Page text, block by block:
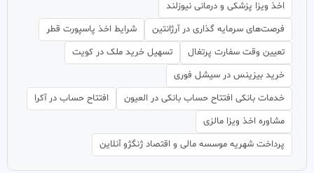
اخذ ویزا پزشکی و درمانی نیوزلند
فرصت‌های سرمایه گذاری در آرژانتین
شرایط اخذ پاسپورت قطر
تعیین وقت سفارت پرتغال
تسهیل خرید ملک در کویت
خرید بیزینس در سیشل فوری
خدمات بانکی افتتاح حساب بانکی در العیون
افتتاح حساب در آکرا
مشاوره اخذ ویزا مالزی
پرداخت شهریه موسسه مالی و اقتصاد ژنگژو آنلاین